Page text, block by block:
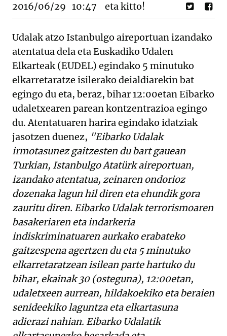
2016/06/29 10:47 eta kitto!
Udalak atzo Istanbulgo aireportuan izandako
atentatua dela eta Euskadiko Udalen
Elkarteak (EUDEL) egindako 5 minutuko
elkarretaratze isilerako deialdiarekin bat
egingo du eta, beraz, bihar 12:00etan Eibarko
udaletxearen parean kontzentrazioa egingo
du. Atentatuaren harira egindako idatziak
jasotzen duenez, "Eibarko Udalak
irmotasunez gaitzesten du bart gauean
Turkian, Istanbulgo Atatürk aireportuan,
izandako atentatua, zeinaren ondorioz
dozenaka lagun hil diren eta ehundik gora
zauritu diren. Eibarko Udalak terrorismoaren
basakeriaren eta indarkeria
indiskriminatuaren aurkako erabateko
gaitzespena agertzen du eta 5 minutuko
elkarretaratzean isilean parte hartuko du
bihar, ekainak 30 (osteguna), 12:00etan,
udaletxeen aurrean, hildakoekiko eta beraien
senideekiko laguntza eta elkartasuna
adierazi nahian. Eibarko Udalatik